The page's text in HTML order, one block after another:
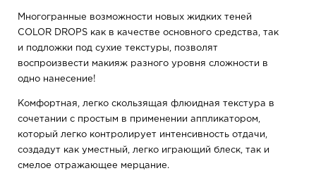
Многогранные возможности новых жидких теней
COLOR DROPS как в качестве основного средства, так
и подложки под сухие текстуры, позволят
воспроизвести макияж разного уровня сложности в
одно нанесение!
Комфортная, легко скользящая флюидная текстура в
сочетании с простым в применении аппликатором,
который легко контролирует интенсивность отдачи,
создадут как уместный, легко играющий блеск, так и
смелое отражающее мерцание.